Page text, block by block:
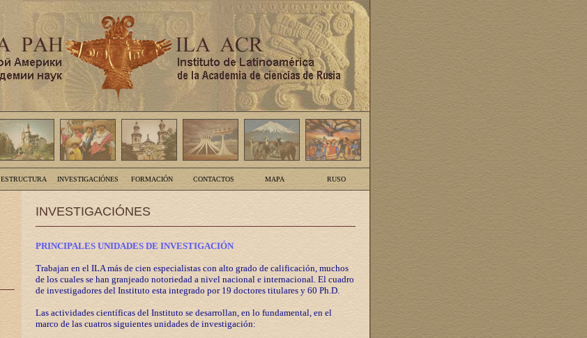
ESTRUCTURA INVESTIGACIÓNES FORMACIÓN CONTACTOS MAPA RUSO
INVESTIGACIÓNES
PRINCIPALES UNIDADES DE INVESTIGACIÓN
Trabajan en el ILA más de cien especialistas con alto grado de calificación, muchos
de los cuales se han granjeado notoriedad a nivel nacional e internacional. El cuadro
de investigadores del Instituto esta integrado por 19 doctores titulares y 60 Ph.D.
Las actividades científicas del Instituto se desarrollan, en lo fundamental, en el
marco de las cuatros siguientes unidades de investigación: